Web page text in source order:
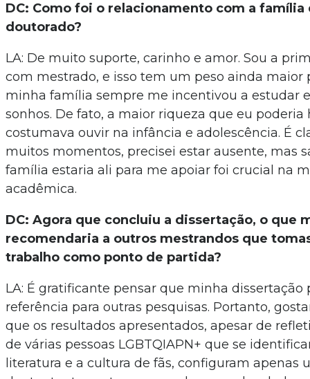
DC: Como foi o relacionamento com a família
doutorado?
LA: De muito suporte, carinho e amor. Sou a
com mestrado, e isso tem um peso ainda maior
minha família sempre me incentivou a estudar
sonhos. De fato, a maior riqueza que eu poderia
costumava ouvir na infância e adolescência. É
muitos momentos, precisei estar ausente, mas
família estaria ali para me apoiar foi crucial na
acadêmica.
DC: Agora que concluiu a dissertação, o que
recomendaria a outros mestrandos que
trabalho como ponto de partida?
LA: É gratificante pensar que minha dissertação
referência para outras pesquisas. Portanto,
que os resultados apresentados, apesar de
de várias pessoas LGBTQIAPN+ que se
literatura e a cultura de fãs, configuram apenas